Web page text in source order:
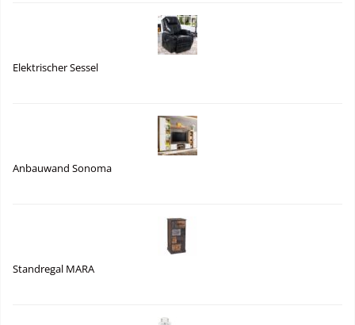
Elektrischer Sessel
Anbauwand Sonoma
Standregal MARA